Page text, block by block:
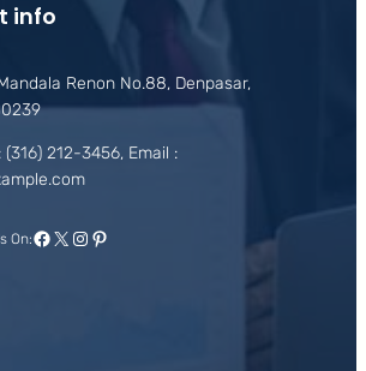
info
Renon No.88, Denpasar,
(316) 212-3456, Email :
On:Facebook
X Instagram
Pinterest